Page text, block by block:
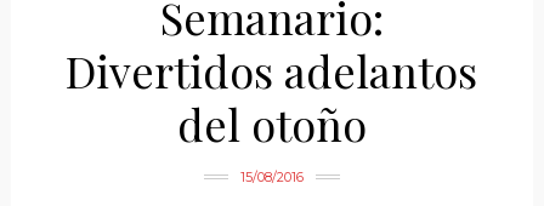
Semanario:
Divertidos adelantos
del otoño
15/08/2016